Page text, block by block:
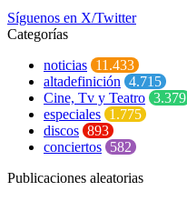
Síguenos en X/Twitter
Categorías
noticias 11.433
altadefinición 4.715
Cine, Tv y Teatro 3.379
especiales 1.775
discos 893
conciertos 582
Publicaciones aleatorias